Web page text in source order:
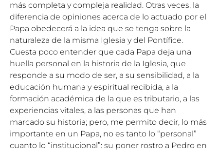
más completa y compleja realidad. Otras veces, la
diferencia de opiniones acerca de lo actuado por el
Papa obedecerá a la idea que se tenga sobre la
naturaleza de la misma Iglesia y del Pontífice.
Cuesta poco entender que cada Papa deja una
huella personal en la historia de la Iglesia, que
responde a su modo de ser, a su sensibilidad, a la
educación humana y espiritual recibida, a la
formación académica de la que es tributario, a las
experiencias vitales, a las personas que han
marcado su historia; pero, me permito decir, lo más
importante en un Papa, no es tanto lo “personal”
cuanto lo “institucional”: su poner rostro a Pedro en